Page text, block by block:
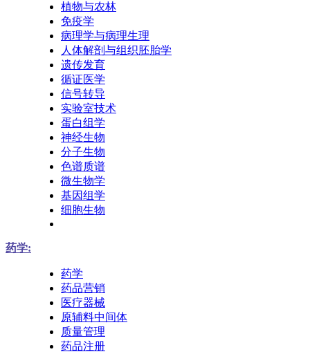
植物与农林
免疫学
病理学与病理生理
人体解剖与组织胚胎学
遗传发育
循证医学
信号转导
实验室技术
蛋白组学
神经生物
分子生物
色谱质谱
微生物学
基因组学
细胞生物
药学:
药学
药品营销
医疗器械
原辅料中间体
质量管理
药品注册